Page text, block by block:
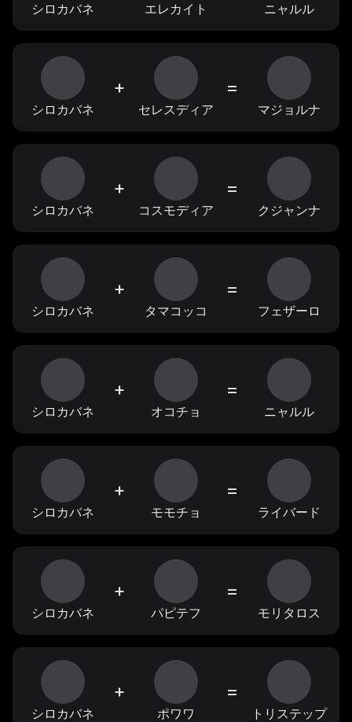
シロカバネ エレカイト ニャルル
シロカバネ
+
セレスディア
=
マジョルナ
シロカバネ
+
コスモディア
=
クジャンナ
シロカバネ
+
タマコッコ
=
フェザーロ
シロカバネ
+
オコチョ
=
ニャルル
シロカバネ
+
モモチョ
=
ライバード
シロカバネ
+
パピテフ
=
モリタロス
シロカバネ
+
ポワワ
=
トリステップ